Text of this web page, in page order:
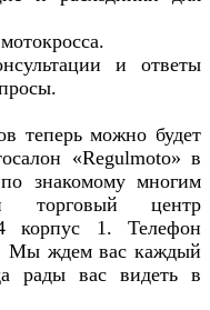
и ответы
теперь можно будет
«Regulmoto» в
знакомому многим
торговый центр
1. Телефон
Мы ждем вас каждый
рады вас видеть в